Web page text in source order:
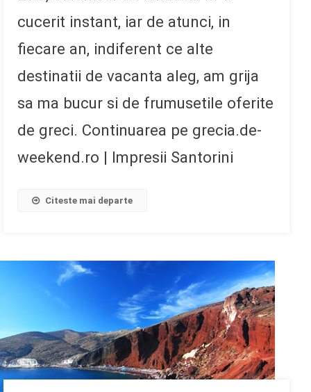
cucerit instant, iar de atunci, in
fiecare an, indiferent ce alte
destinatii de vacanta aleg, am grija
sa ma bucur si de frumusetile oferite
de greci. Continuarea pe grecia.de-
weekend.ro | Impresii Santorini
Citeste mai departe